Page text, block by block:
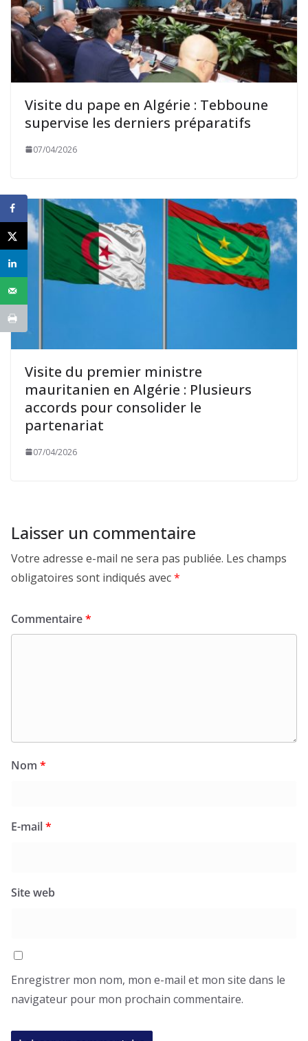
Visite du pape en Algérie : Tebboune
supervise les derniers préparatifs
07/04/2026
Visite du premier ministre
mauritanien en Algérie : Plusieurs
accords pour consolider le
partenariat
07/04/2026
Laisser un commentaire
Votre adresse e-mail ne sera pas publiée. Les champs
obligatoires sont indiqués avec*
Commentaire*
Nom *
E-mail*
Site web
Enregistrer mon nom, mon e-mail et mon site dans le
navigateur pour mon prochain commentaire.